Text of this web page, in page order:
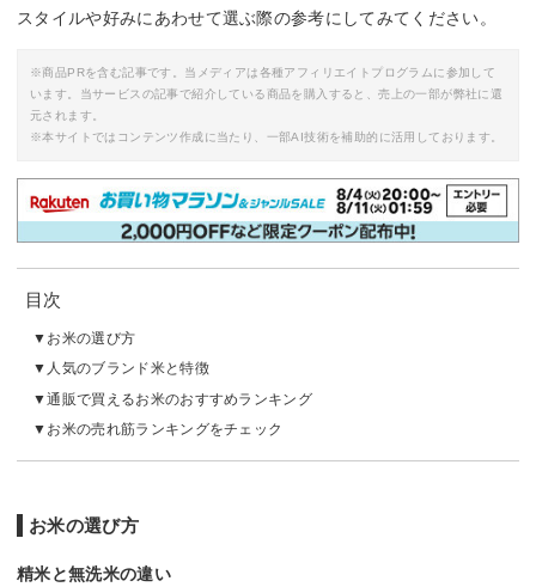
スタイルや好みにあわせて選ぶ際の参考にしてみてください。
※商品PRを含む記事です。当メディアは各種アフィリエイトプログラムに参加して
います。当サービスの記事で紹介している商品を購入すると、売上の一部が弊社に還
元されます。
※本サイトではコンテンツ作成に当たり、一部AI技術を補助的に活用しております。
目次
お米の選び方
人気のブランド米と特徴
通販で買えるお米のおすすめランキング
お米の売れ筋ランキングをチェック
お米の選び方
精米と無洗米の違い